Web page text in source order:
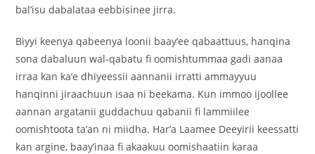
bal’isu dabalataa eebbisinee jirra.
Biyyi keenya qabeenya loonii baay’ee qabaattuus, hanqina
sona dabaluun wal-qabatu fi oomishtummaa gadi aanaa
irraa kan ka’e dhiyeessii aannanii irratti ammayyuu
hanqinni jiraachuun isaa ni beekama. Kun immoo ijoollee
aannan argatanii guddachuu qabanii fi lammiilee
oomishtoota ta’an ni miidha. Har’a Laamee Deeyirii keessatti
kan argine, baay’inaa fi akaakuu oomishaatiin karaa